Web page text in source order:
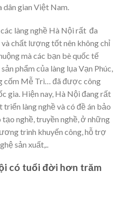
dân gian Việt Nam.
làng nghề Hà Nội rất đa
chất lượng tốt nên không chỉ
mà các bạn bè quốc tế
phẩm của làng lụa Vạn Phúc,
cốm Mễ Trì… đã được công
gia. Hiện nay, Hà Nội đang rất
triển làng nghề và có đề án bảo
nghề, truyền nghề, ở những
trình khuyến công, hỗ trợ
sản xuất,..
có tuổi đời hơn trăm